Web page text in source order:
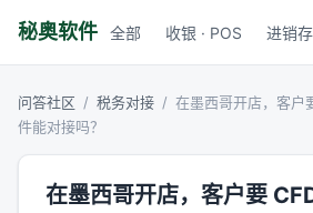
秘奥软件 全部 收银 · POS 进销存
问答社区 / 税务对接 / 在墨西哥开店，客户
件能对接吗？
在墨西哥开店，客户要